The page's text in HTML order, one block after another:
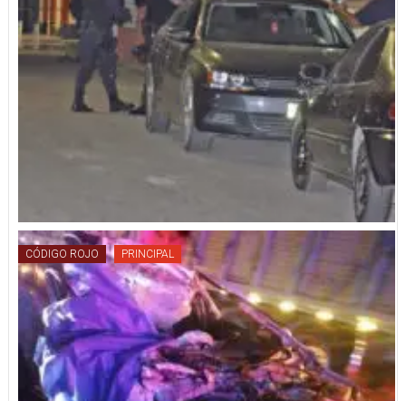
CÓDIGO ROJO PRINCIPAL